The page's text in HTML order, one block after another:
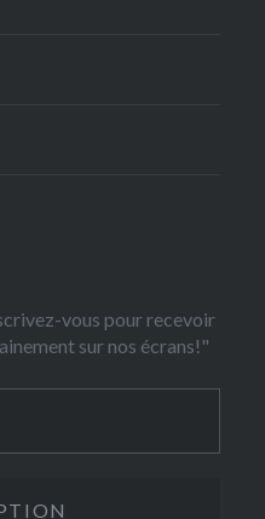
vous pour recevoir
sur nos écrans!"